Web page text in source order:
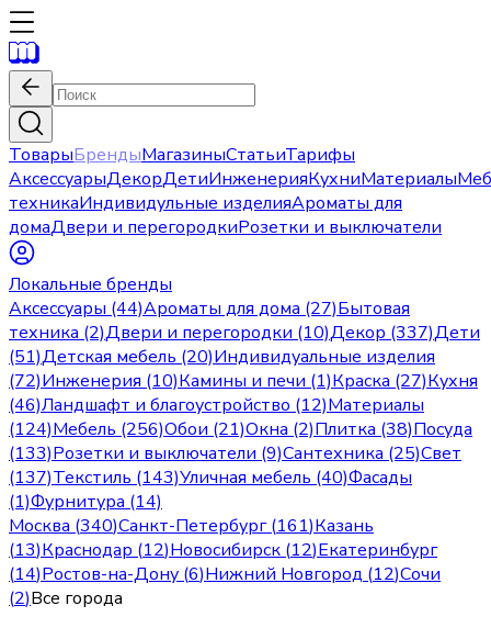
ТоварыБрендыМагазиныСтатьиТарифы
АксессуарыДекорДетиИнженерияКухниМатериалы
техникаИндивидульные изделияАроматы для
домаДвери и перегородкиРозетки и выключатели
Локальные бренды
Аксессуары (44)Ароматы для дома (27)Бытовая
техника (2)Двери и перегородки (10)Декор (337)Дети
(51)Детская мебель (20)Индивидуальные изделия
(72)Инженерия (10)Камины и печи (1)Краска (27)Кухня
(46)Ландшафт и благоустройство (12)Материалы
(124)Мебель (256)Обои (21)Окна (2)Плитка (38)Посуда
(133)Розетки и выключатели (9)Сантехника (25)Свет
(137)Текстиль (143)Уличная мебель (40)Фасады
(1)Фурнитура (14)
Москва (340)Санкт-Петербург(161)Казань
(13)Краснодар (12)Новосибирск (12)Екатеринбург
(14)Ростов-на-Дону (6)Нижний Новгород (12)Сочи
(2)Все города